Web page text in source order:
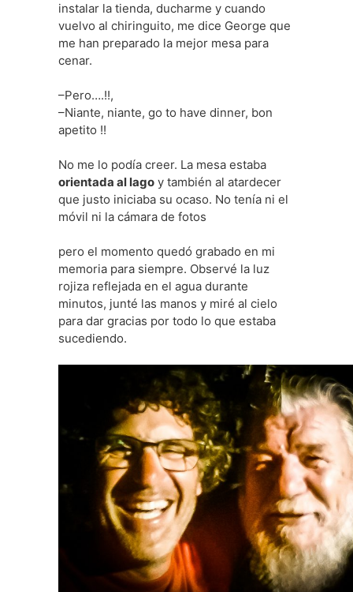
instalar la tienda, ducharme y cuando
vuelvo al chiringuito, me dice George que
me han preparado la mejor mesa para
cenar.
–Pero….!!,
–Niante, niante, go to have dinner, bon
apetito !!
No me lo podía creer. La mesa estaba
orientada al lago y también al atardecer
que justo iniciaba su ocaso. No tenía ni el
móvil ni la cámara de fotos
pero el momento quedó grabado en mi
memoria para siempre. Observé la luz
rojiza reflejada en el agua durante
minutos, junté las manos y miré al cielo
para dar gracias por todo lo que estaba
sucediendo.